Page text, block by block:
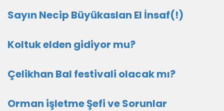
Sayın Necip Büyükaslan El İnsaf(!)
Koltuk elden gidiyor mu?
Çelikhan Bal festivali olacak mı?
Orman işletme Şefi ve Sorunlar